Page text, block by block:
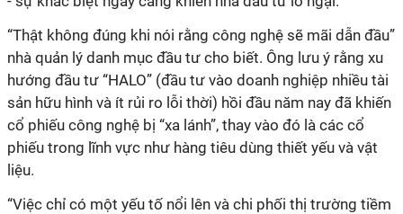
“Thật không đúng khi nói rằng công nghệ sẽ mãi dẫn đầu”
nhà quản lý danh mục đầu tư cho biết. Ông lưu ý rằng xu
hướng đầu tư “HALO” (đầu tư vào doanh nghiệp nhiều tài
sản hữu hình và ít rủi ro lỗi thời) hồi đầu năm nay đã khiến
cổ phiếu công nghệ bị “xa lánh”, thay vào đó là các cổ
phiếu trong lĩnh vực như hàng tiêu dùng thiết yếu và vật
liệu.
“Việc chỉ có một yếu tố nổi lên và chi phối thị trường tiềm